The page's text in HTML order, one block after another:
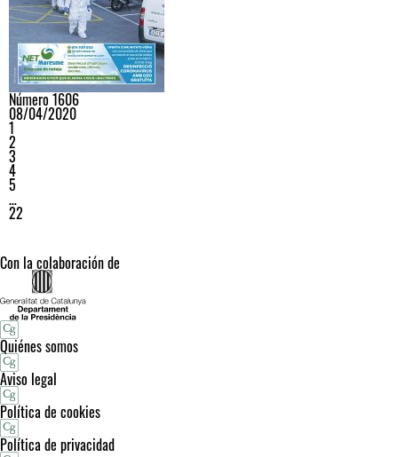
Número 1606
08/04/2020
1
2
3
4
5
…
22
Con la colaboración de
Quiénes somos
Aviso legal
Política de cookies
Política de privacidad